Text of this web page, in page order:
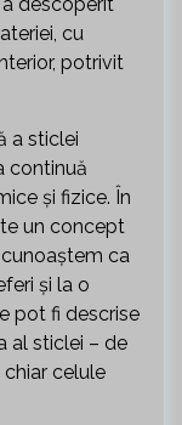
cu
potrivit
a sticlei
continuă
și fizice. În
un concept
ca
și la o
pot fi descrise
al sticlei – de
celule